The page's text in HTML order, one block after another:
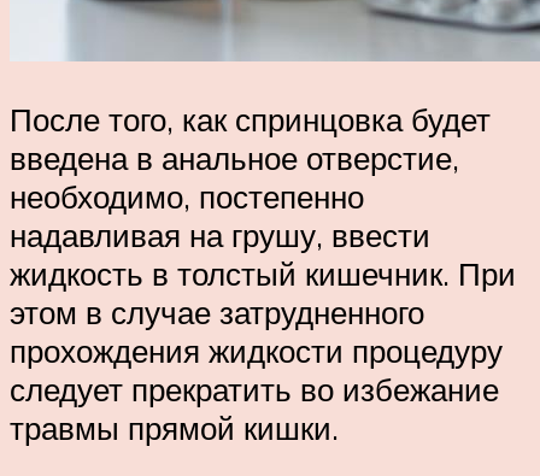
После того, как спринцовка будет
введена в анальное отверстие,
необходимо, постепенно
надавливая на грушу, ввести
жидкость в толстый кишечник. При
этом в случае затрудненного
прохождения жидкости процедуру
следует прекратить во избежание
травмы прямой кишки.